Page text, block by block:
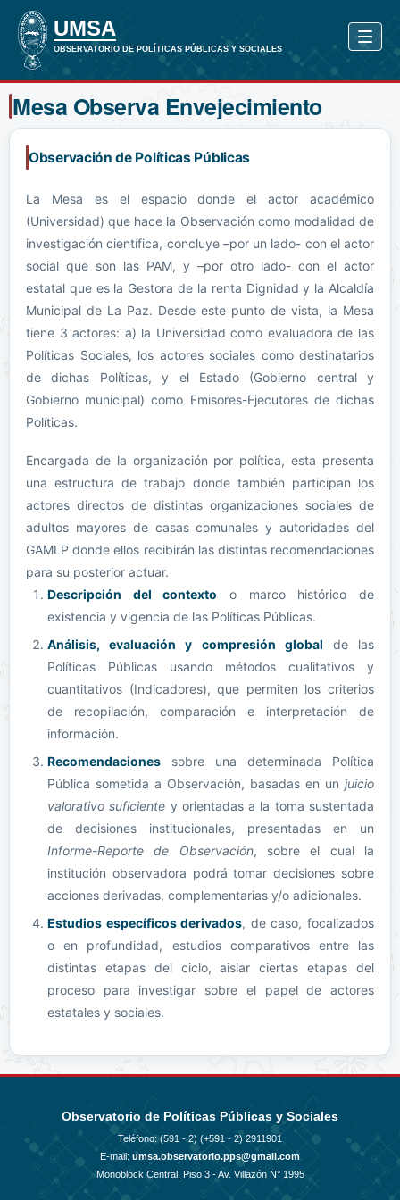
Mesa Observa Envejecimiento
Observación de Políticas Públicas
La Mesa es el espacio donde el actor académico
(Universidad) que hace la Observación como modalidad de
investigación científica, concluye –por un lado- con el actor
social que son las PAM, y –por otro lado- con el actor
estatal que es la Gestora de la renta Dignidad y la Alcaldía
Municipal de La Paz. Desde este punto de vista, la Mesa
tiene 3 actores: a) la Universidad como evaluadora de las
Políticas Sociales, los actores sociales como destinatarios
de dichas Políticas, y el Estado (Gobierno central y
Gobierno municipal) como Emisores-Ejecutores de dichas
Políticas.
Encargada de la organización por política, esta presenta
una estructura de trabajo donde también participan los
actores directos de distintas organizaciones sociales de
adultos mayores de casas comunales y autoridades del
GAMLP donde ellos recibirán las distintas recomendaciones
para su posterior actuar.
Descripción del contexto o marco histórico de
existencia y vigencia de las Políticas Públicas.
Análisis, evaluación y compresión global de las
Políticas Públicas usando métodos cualitativos y
cuantitativos (Indicadores), que permiten los criterios
de recopilación, comparación e interpretación de
información.
Recomendaciones sobre una determinada Política
Pública sometida a Observación, basadas en un juicio
valorativo suficiente y orientadas a la toma sustentada
de decisiones institucionales, presentadas en un
Informe-Reporte de Observación, sobre el cual la
institución observadora podrá tomar decisiones sobre
acciones derivadas, complementarias y/o adicionales.
Estudios específicos derivados, de caso, focalizados
o en profundidad, estudios comparativos entre las
distintas etapas del ciclo, aislar ciertas etapas del
proceso para investigar sobre el papel de actores
estatales y sociales.
Observatorio de Políticas Públicas y Sociales
Teléfono: (591 - 2) (+591 - 2) 2911901
E-mail: umsa.observatorio.pps@gmail.com
Monoblock Central, Piso 3 - Av. Villazón N° 1995